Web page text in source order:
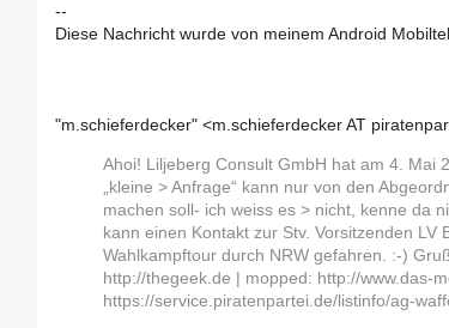
--
Diese Nachricht wurde von meinem Android
"m.schieferdecker" <m.schieferdecker AT
Ahoi! Liljeberg Consult GmbH hat am 4. Mai
„kleine > Anfrage“ kann nur von den
machen soll- ich weiss es > nicht, kenne da
kann einen Kontakt zur Stv. Vorsitzenden
Wahlkampftour durch NRW gefahren. :-)
http://thegeek.de | mopped: http://www.das-
https://service.piratenpartei.de/listinfo/ag-